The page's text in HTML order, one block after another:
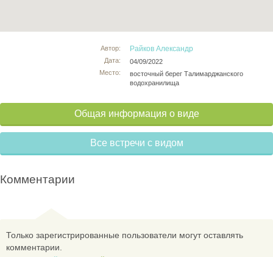
Автор:
Дата:
Место:
Райков Александр
04/09/2022
восточный берег Талимарджанского
водохранилища
Общая информация о виде
Все встречи с видом
Комментарии
Только зарегистрированные пользователи могут оставлять
комментарии.